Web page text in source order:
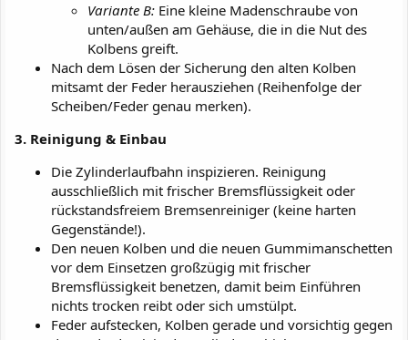
Variante B: Eine kleine Madenschraube von
unten/außen am Gehäuse, die in die Nut des
Kolbens greift.
Nach dem Lösen der Sicherung den alten Kolben
mitsamt der Feder herausziehen (Reihenfolge der
Scheiben/Feder genau merken).
3. Reinigung & Einbau
Die Zylinderlaufbahn inspizieren. Reinigung
ausschließlich mit frischer Bremsflüssigkeit oder
rückstandsfreiem Bremsenreiniger (keine harten
Gegenstände!).
Den neuen Kolben und die neuen Gummimanschetten
vor dem Einsetzen großzügig mit frischer
Bremsflüssigkeit benetzen, damit beim Einführen
nichts trocken reibt oder sich umstülpt.
Feder aufstecken, Kolben gerade und vorsichtig gegen